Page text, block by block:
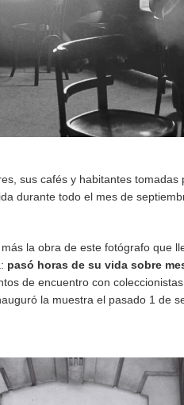
sus cafés y habitantes tomadas
durante todo el mes de
la obra de este fotógrafo que
pasó horas de su vida sobre
de encuentro con
la muestra el pasado 1 de